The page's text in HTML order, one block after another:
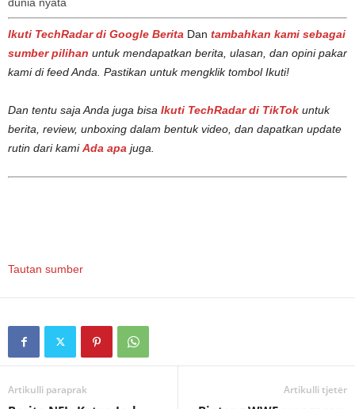
Ikuti TechRadar di Google Berita Dan tambahkan kami sebagai
sumber pilihan untuk mendapatkan berita, ulasan, dan opini pakar
kami di feed Anda. Pastikan untuk mengklik tombol Ikuti!
Dan tentu saja Anda juga bisa Ikuti TechRadar di TikTok untuk
berita, review, unboxing dalam bentuk video, dan dapatkan update
rutin dari kamiAda apa juga.
Tautan sumber
Artikulli paraprak Artikulli tjetër